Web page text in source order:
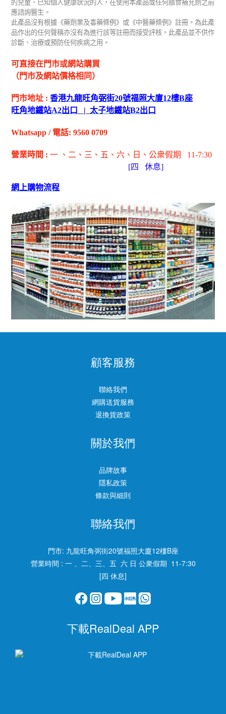
的兒童、已知個人健康狀況的人，在使用本產品或任何膳食補充劑之前
應諮詢醫生。
此產品沒有根據《藥劑業及毒藥條例》或《中醫藥條例》註冊。為此產
品作出的任何聲稱亦沒有為進行該等註冊而接受評核。此產品並不供作
診斷、治療或預防任何疾病之用。
可直接在門市或網站購買
（門市及網站價格相同）
門市地址 : 香港九龍旺角弼街20號福照大廈12樓B座
旺角地鐵站A2出 口 | 太子地鐵站B2出 口
Whatsapp / 電話: 9560 0709
營業時間 : 一 、二、三、五 、六 、日 、公衆假期
11-7:30
[四 休息]
網上購物流程
顧客服務
聯絡我們
網購送貨服務
退換貨政策
關於我們
品牌故事
隱私政策
條款與細則
聯絡我們
門市: 九龍旺角弼街20號福照大廈12樓B座
營業時間 : 一 、二、三、五 六 日 公衆假期 11-7:30
[四 休息]
下載RealDeal APP